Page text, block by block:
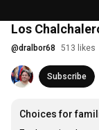
Los
@dralbor68 513 likes
Subscribe
Choices for